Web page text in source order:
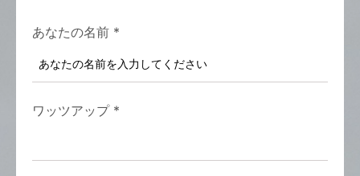
あなたの名前 *
ワッツアップ *